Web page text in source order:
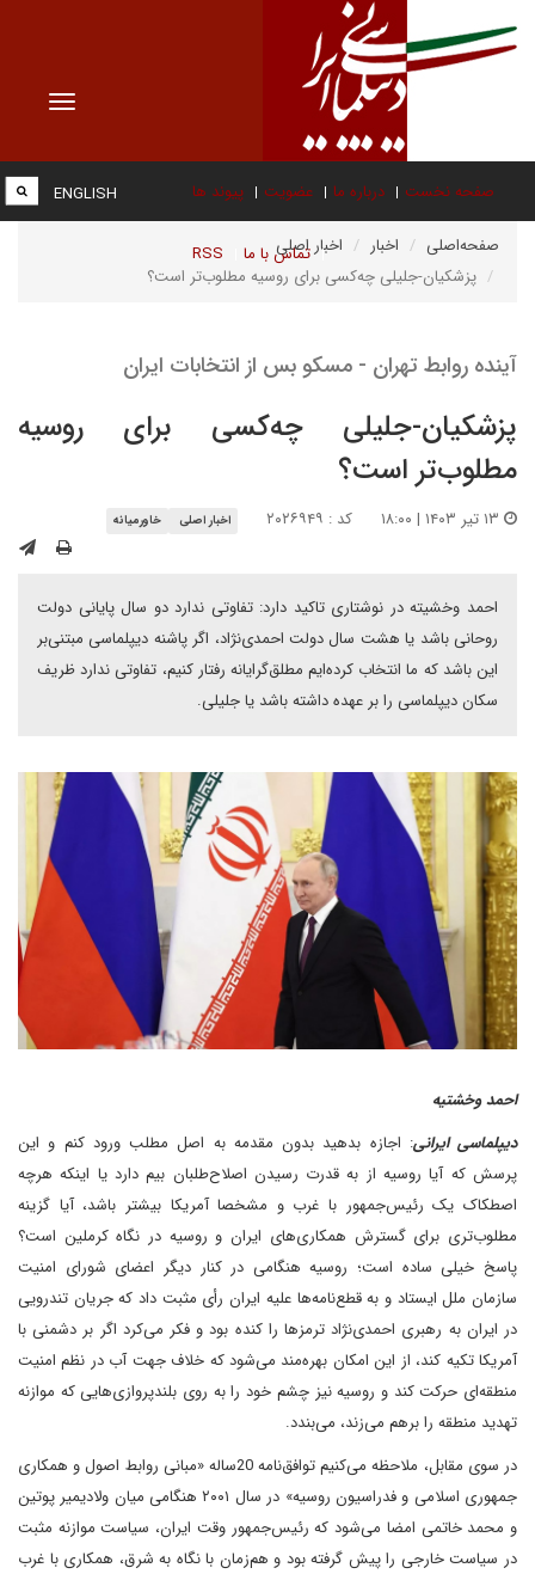
Toggle
صفحه نخست درباره ما عضویت پیوند ها
تماس با ما RSS
ENGLISH
صفحه‌اصلی اخبار
اخبار اصلی
پزشکیان-جلیلی چه‌کسی برای روسیه مطلوب‌تر است؟
آینده روابط تهران - مسکو بس از انتخابات ایران
پزشکیان-جلیلی چه‌کسی برای روسیه
مطلوب‌تر است؟
کد : ۲۰۲۶۹۴۹ اخبار اصلی خاورمیانه
احمد وخشیته در نوشتاری تاکید دارد: تفاوتی ندارد دو سال پایانی دولت
روحانی باشد یا هشت سال دولت احمدی‌نژاد، اگر پاشنه دیپلماسی مبتنی‌بر
این باشد که ما انتخاب کرده‌ایم مطلق‌گرایانه رفتار کنیم، تفاوتی ندارد ظریف
سکان دیپلماسی را بر عهده داشته باشد یا جلیلی.
احمد وخشتیه
دیپلماسی ایرانی: اجازه بدهید بدون مقدمه به اصل مطلب ورود کنم و این
پرسش که آیا روسیه از به قدرت رسیدن اصلاح‌طلبان بیم دارد ‌یا اینکه هر‌چه
اصطکاک یک رئیس‌جمهور با غرب و مشخصا آمریکا بیشتر باشد، آیا گزینه
مطلوب‌تری برای گسترش همکاری‌های ایران و روسیه در نگاه کرملین است؟
پاسخ خیلی ساده است؛ روسیه هنگامی در کنار دیگر اعضای شورای امنیت
سازمان ملل ایستاد و به قطع‌نامه‌ها علیه ایران رأی مثبت داد که جریان تندرویی
در ایران به رهبری احمدی‌نژاد ترمز‌ها را کنده بود و فکر می‌کرد اگر بر دشمنی با
آمریکا تکیه کند، از این امکان بهره‌مند می‌شود که خلاف جهت آب در نظم امنیت
منطقه‌ای حرکت کند و روسیه نیز چشم خود را به روی بلندپروازی‌هایی که موازنه
تهدید منطقه را برهم می‌زند، می‌بندد.
در سوی مقابل، ملاحظه می‌کنیم توافق‌نامه 20ساله «مبانی روابط اصول و همکاری
جمهوری اسلامی و فدراسیون روسیه»‌ در سال ۲۰۰۱ هنگامی میان ولادیمیر پوتین
و محمد خاتمی امضا می‌شود که رئیس‌جمهور وقت ایران، سیاست موازنه مثبت
در سیاست خارجی را پیش گرفته بود و هم‌زمان با نگاه به شرق، همکاری با غرب